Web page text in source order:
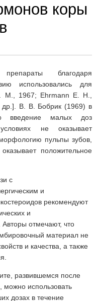
коры
благодаря
использовались для
М., 1967; Ehrmann Е. Н.,
В. В. Бобрик (1969) в
введение малых доз
не оказывает
пульпы зубов,
положительное
с
и
рекомендуют
и
отмечают, что
материал не
и качества, а также
развившемся после
можно использовать
дозах в течение